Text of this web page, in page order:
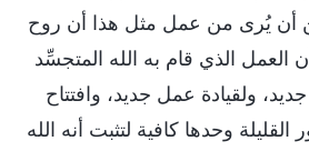
أن يُرى من عمل مثل هذا أن روح
العمل الذي قام به الله المتجسِّد
ولقيادة عمل جديد، وافتتاح
القليلة وحدها كافية لتثبت أنه الله